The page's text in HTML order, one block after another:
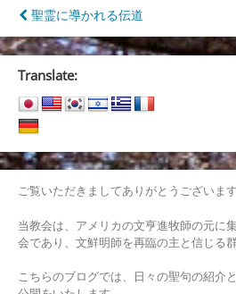
投
稿
ナ
ビ
ゲ
ー
シ
ョ
ン
聖霊に導かれる伝道
Translate:
ご覧いただきましてありがとうございます
当教会は、アメリカの文亨進牧師の元に
会であり、文鮮明師を再臨の主と信じる
こちらのブログでは、日々の聖句の紹介